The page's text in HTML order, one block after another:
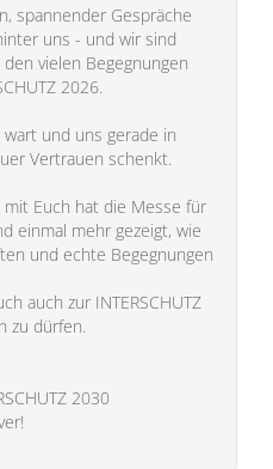
spannender Gespräche
uns - und wir sind
vielen Begegnungen
2026.
und uns gerade in
Vertrauen schenkt.
Euch hat die Messe für
einmal mehr gezeigt, wie
und echte Begegnungen
auch zur INTERSCHUTZ
zu dürfen.
2030